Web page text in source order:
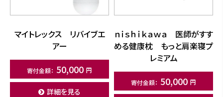
マイトレックス リバイブエ
アー
50,000
詳細を見る
ｎｉｓｈｉｋａｗａ 医師がすす
める健康枕 もっと肩楽寝プ
レミアム
50,000